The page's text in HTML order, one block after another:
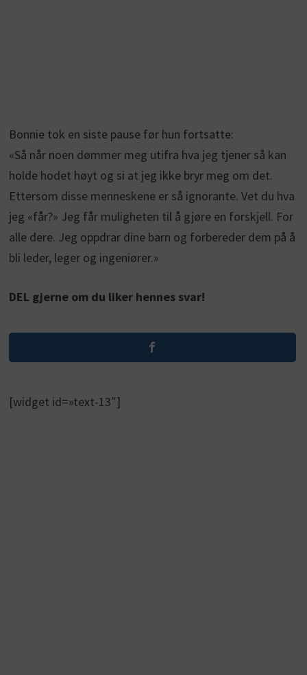
Bonnie tok en siste pause før hun fortsatte:
«Så når noen dømmer meg utifra hva jeg tjener så kan
holde hodet høyt og si at jeg ikke bryr meg om det.
Ettersom disse menneskene er så ignorante. Vet du hva
jeg «får?» Jeg får muligheten til å gjøre en forskjell. For
alle dere. Jeg oppdrar dine barn og forbereder dem på å
bli leder, leger og ingeniører.»
DEL gjerne om du liker hennes svar!
[widget id=»text-13″]